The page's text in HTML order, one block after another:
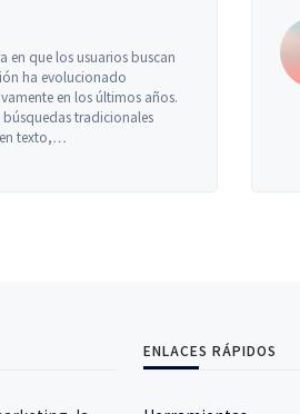
que los usuarios buscan
evolucionado
en los últimos años.
tradicionales
texto,…
ENLACES RÁPIDOS